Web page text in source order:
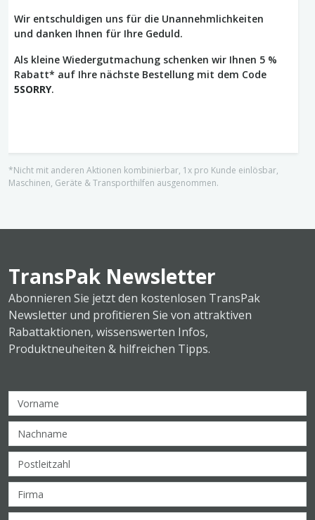
Wir entschuldigen uns für die Unannehmlichkeiten
und danken Ihnen für Ihre Geduld.
Als kleine Wiedergutmachung schenken wir Ihnen 5 %
Rabatt* auf Ihre nächste Bestellung mit dem Code
5SORRY.
*Nicht mit anderen Aktionen kombinierbar, 1x pro Kunde einlösbar,
Maschinen, Geräte & Transporthilfen ausgenommen.
TransPak Newsletter
Abonnieren Sie jetzt den kostenlosen TransPak
Newsletter und profitieren Sie von attraktiven
Rabattaktionen, wissenswerten Infos,
Produktneuheiten & hilfreichen Tipps.